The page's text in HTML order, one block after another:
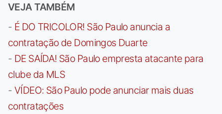
VEJA TAMBÉM
- É DO TRICOLOR! São Paulo anuncia a
contratação de Domingos Duarte
- DE SAÍDA! São Paulo empresta atacante para
clube da MLS
- VÍDEO: São Paulo pode anunciar mais duas
contratações